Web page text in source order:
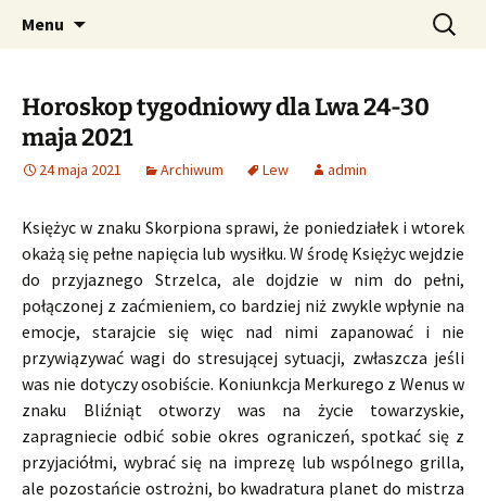
CzaroMarowy horoskop
dzienny, miesięczny i
tygodniowy
Profesjonalne przepowiednie astrologiczne
Menu Szukaj:
Horoskop tygodniowy dla Lwa 24-30
maja 2021
24 maja 2021 Archiwum Lew admin
Księżyc w znaku Skorpiona sprawi, że poniedziałek i wtorek
okażą się pełne napięcia lub wysiłku. W środę Księżyc wejdzie
do przyjaznego Strzelca, ale dojdzie w nim do pełni,
połączonej z zaćmieniem, co bardziej niż zwykle wpłynie na
emocje, starajcie się więc nad nimi zapanować i nie
przywiązywać wagi do stresującej sytuacji, zwłaszcza jeśli
was nie dotyczy osobiście. Koniunkcja Merkurego z Wenus w
znaku Bliźniąt otworzy was na życie towarzyskie,
zapragniecie odbić sobie okres ograniczeń, spotkać się z
przyjaciółmi, wybrać się na imprezę lub wspólnego grilla,
ale pozostańcie ostrożni, bo kwadratura planet do mistrza